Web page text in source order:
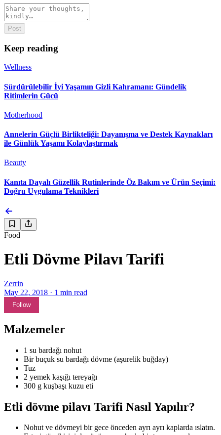
Post
Keep reading
Wellness
Sürdürülebilir İyi Yaşamın Gizli Kahramanı: Gündelik
Ritimlerin Gücü
Motherhood
Annelerin Güçlü Birlikteliği: Dayanışma ve Destek Kaynakları
ile Günlük Yaşamı Kolaylaştırmak
Beauty
Kanıta Dayalı Güzellik Rutinlerinde Öz Bakım ve Ürün Seçimi:
Doğru Uygulama Teknikleri
Food
Etli Dövme Pilavı Tarifi
Zerrin
May 22, 2018 · 1 min read
Follow
Malzemeler
1 su bardağı nohut
Bir buçuk su bardağı dövme (aşurelik buğday)
Tuz
2 yemek kaşığı tereyağı
300 g kuşbaşı kuzu eti
Etli dövme pilavı Tarifi Nasıl Yapılır?
Nohut ve dövmeyi bir gece önceden ayrı ayrı kaplarda ıslatın.